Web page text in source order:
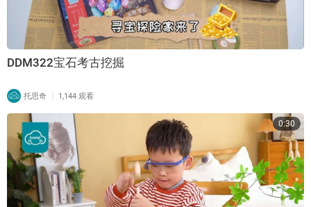
DDM322宝石考古挖掘
托思奇 | 1,144 观看
0:30